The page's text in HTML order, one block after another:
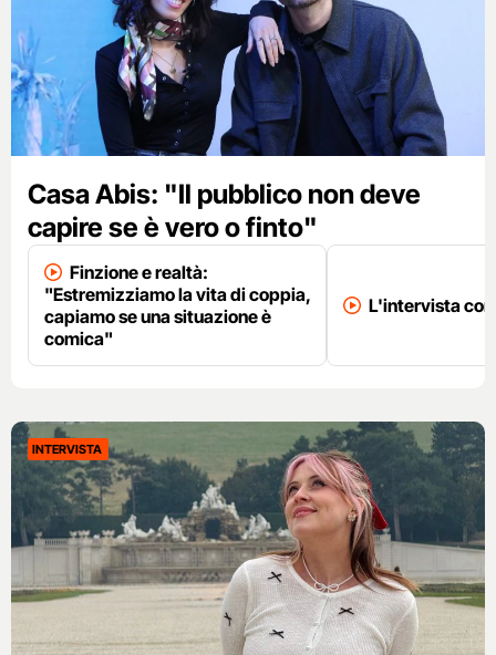
Casa Abis: "Il pubblico non deve
capire se è vero o finto"
Finzione e realtà:
"Estremizziamo la vita di coppia,
capiamo se una situazione è
comica"
L'intervista
INTERVISTA